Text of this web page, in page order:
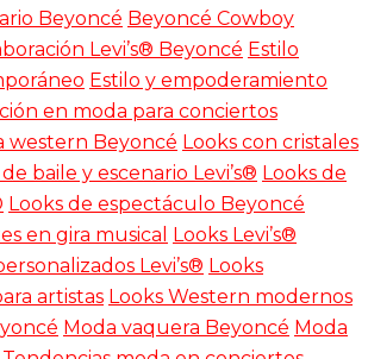
Beyoncé Beyoncé Cowboy
Levi’s® Beyoncé Estilo
Estilo y empoderamiento
en moda para conciertos
western Beyoncé Looks con cristales
baile y escenario Levi’s® Looks de
Looks de espectáculo Beyoncé
en gira musical Looks Levi’s®
Levi’s® Looks
artistas Looks Western modernos
Moda vaquera Beyoncé Moda